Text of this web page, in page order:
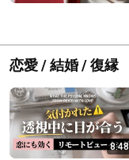
恋愛 / 結婚 / 復縁
8:48